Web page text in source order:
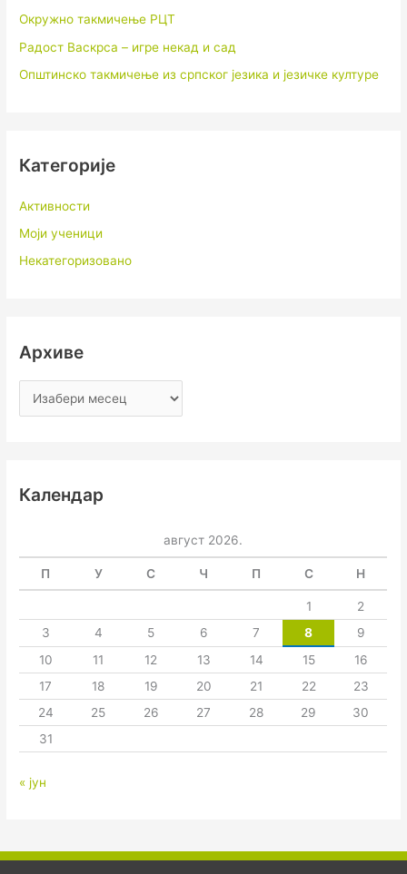
Окружно такмичење РЦТ
Радост Васкрса – игре некад и сад
Општинско такмичење из српског језика и језичке културе
Категорије
Активности
Моји ученици
Некатегоризовано
Архиве
Календар
август 2026.
П У С Ч П С Н
1
2
3
4 5 6 7 8
9
10
11 12 13 14 15
16
17
18 19 20 21 22
23
24
25 26 27 28 29
30
31
« јун